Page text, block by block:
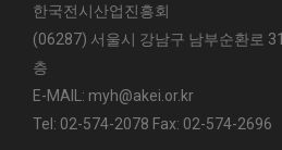
한국전시산업진흥회
(06287) 서울시 강남구 남부순환로
층
E-MAIL: myh@akei.or.kr
Tel: 02-574-2078 Fax: 02-574-2696